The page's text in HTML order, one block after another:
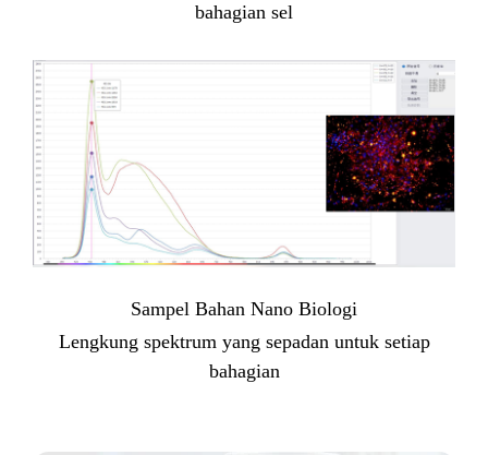
bahagian sel
Sampel Bahan Nano Biologi
Lengkung spektrum yang sepadan untuk setiap
bahagian